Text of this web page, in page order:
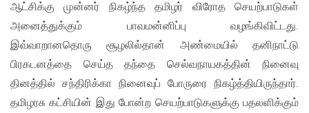
ஆட்சிக்கு முன்னர் நிகழ்ந்த தமிழர் விரோத செயற்பாடுகள்
அனைத்துக்கும் பாவமன்னிப்பு வழங்கிவிட்டது.
இவ்வாறானதொரு சூழலில்தான் அண்மையில் தனிநாட்டு
பிரகடனத்தை செய்த தந்தை செல்வநாயகத்தின் நினைவு
தினத்தில் சந்திரிக்கா நினைவுப் போருரை நிகழ்த்தியிருந்தார்.
தமிழரசு கட்சியின் இது போன்ற செயற்பாடுகளுக்கு பதலளிக்கும்